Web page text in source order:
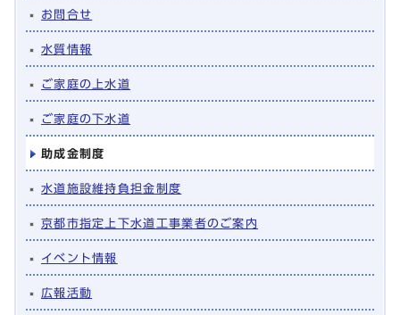
お問合せ
水質情報
ご家庭の上水道
ご家庭の下水道
助成金制度
水道施設維持負担金制度
京都市指定上下水道工事業者のご案内
イベント情報
広報活動